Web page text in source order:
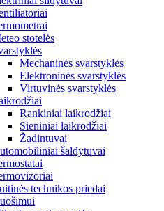
stotelės
Mechaninės svarstyklės
Elektroninės svarstyklės
Virtuvinės svarstyklės
Rankiniai laikrodžiai
Sieniniai laikrodžiai
Žadintuvai
šaldytuvai
technikos priedai